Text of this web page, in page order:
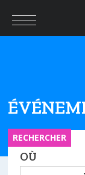
OÙ
RECHERCHER